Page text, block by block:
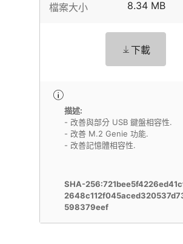
檔案大小 8.34 MB
下載
描述:
- 改善與部分 USB 鍵盤相容性.
- 改善 M.2 Genie 功能.
- 改善記憶體相容性.
SHA-
598379eef